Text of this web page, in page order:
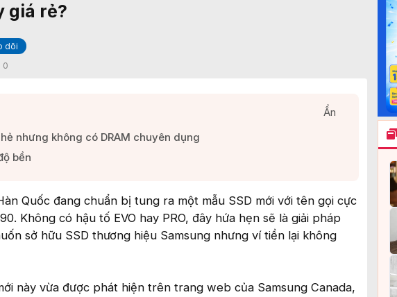
giá rẻ?
dõi
0
Ẩn
nhưng không có DRAM chuyên dụng​
bền​
Quốc đang chuẩn bị tung ra một mẫu SSD mới với tên gọi cực
Không có hậu tố EVO hay PRO, đây hứa hẹn sẽ là giải pháp
sở hữu SSD thương hiệu Samsung nhưng ví tiền lại không
này vừa được phát hiện trên trang web của Samsung Canada,